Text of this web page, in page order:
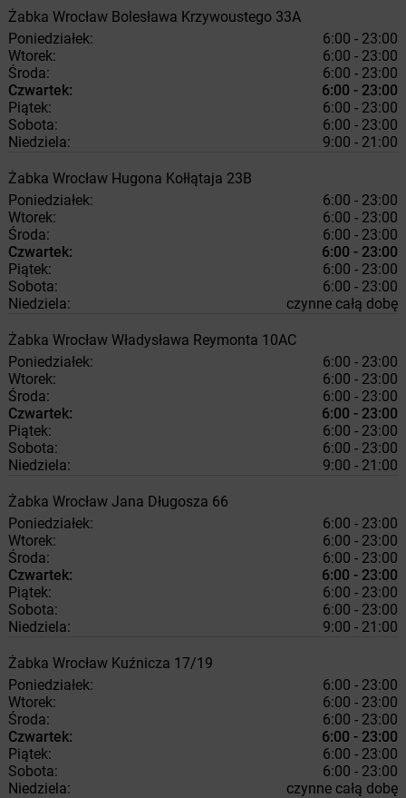
Żabka Wrocław Bolesława Krzywoustego 33A
Poniedziałek:
6:00 - 23:00
Wtorek:
6:00 - 23:00
Środa:
6:00 - 23:00
Czwartek:
6:00 - 23:00
Piątek:
6:00 - 23:00
Sobota:
6:00 - 23:00
Niedziela:
9:00 - 21:00
Żabka Wrocław Hugona Kołłątaja 23B
Poniedziałek:
6:00 - 23:00
Wtorek:
6:00 - 23:00
Środa:
6:00 - 23:00
Czwartek:
6:00 - 23:00
Piątek:
6:00 - 23:00
Sobota:
6:00 - 23:00
Niedziela:
czynne całą dobę
Żabka Wrocław Władysława Reymonta 10AC
Poniedziałek:
6:00 - 23:00
Wtorek:
6:00 - 23:00
Środa:
6:00 - 23:00
Czwartek:
6:00 - 23:00
Piątek:
6:00 - 23:00
Sobota:
6:00 - 23:00
Niedziela:
9:00 - 21:00
Żabka Wrocław Jana Długosza 66
Poniedziałek:
6:00 - 23:00
Wtorek:
6:00 - 23:00
Środa:
6:00 - 23:00
Czwartek:
6:00 - 23:00
Piątek:
6:00 - 23:00
Sobota:
6:00 - 23:00
Niedziela:
9:00 - 21:00
Żabka Wrocław Kuźnicza 17/19
Poniedziałek:
6:00 - 23:00
Wtorek:
6:00 - 23:00
Środa:
6:00 - 23:00
Czwartek:
6:00 - 23:00
Piątek:
6:00 - 23:00
Sobota:
6:00 - 23:00
Niedziela:
czynne całą dobę